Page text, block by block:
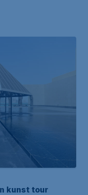
kunst tour